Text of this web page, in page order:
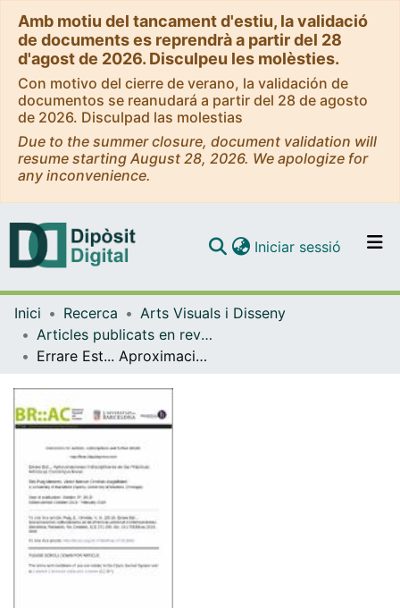
Amb motiu del tancament d'estiu, la validació
de documents es reprendrà a partir del 28
d'agost de 2026. Disculpeu les molèsties.
Con motivo del cierre de verano, la validación de
documentos se reanudará a partir del 28 de agosto
de 2026. Disculpad las molestias
Due to the summer closure, document validation will
resume starting August 28, 2026. We apologize for
any inconvenience.
Navega per tot el DD
Com publicar
Iniciar sessió (current)
Inici Recerca
Arts Visuals i Disseny
Articles publicats en revistes (Arts Visuals i Disseny)
Errare Est... Aproximaciones Indisciplinares en las Prácticas Artísticas Contemporáneas.